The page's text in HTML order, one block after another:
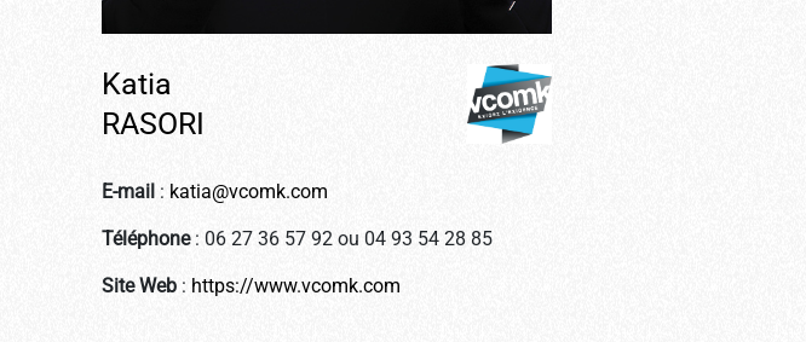
Katia
RASORI
E-mail : katia@vcomk.com
Téléphone: 06 27 36 57 92 ou 04 93 54 28 85
Site Web : https://www.vcomk.com